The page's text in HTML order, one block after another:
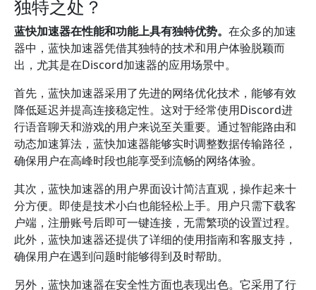
独特之处？
蓝快加速器在性能和功能上具有独特优势。 在众多的加速
器中，蓝快加速器凭借其独特的技术和用户体验脱颖而
出，尤其是在Discord加速器的应用场景中。
首先，蓝快加速器采用了先进的网络优化技术，能够有效
降低延迟并提高连接稳定性。这对于经常使用Discord进
行语音聊天和游戏的用户来说至关重要。通过智能路由和
动态加速算法，蓝快加速器能够实时调整数据传输路径，
确保用户在高峰时段也能享受到流畅的网络体验。
其次，蓝快加速器的用户界面设计简洁直观，操作起来十
分方便。即使是技术小白也能轻松上手。用户只需下载客
户端，注册账号后即可一键连接，无需繁琐的设置过程。
此外，蓝快加速器还提供了详细的使用指南和客服支持，
确保用户在遇到问题时能够得到及时帮助。
另外，蓝快加速器在安全性方面也表现出色。它采用了行